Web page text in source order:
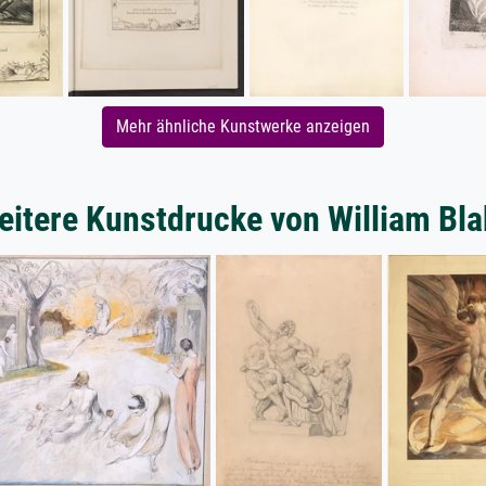
Mehr ähnliche Kunstwerke anzeigen
Kunstdrucke von William